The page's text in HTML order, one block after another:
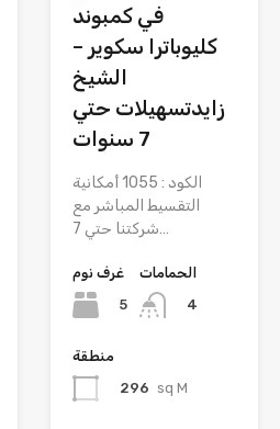
في كمبوند
كليوباترا سكوير –
الشيخ
زايدتسهيلات حتي
7 سنوات
الكود : 1055 أمكانية
التقسيط المباشر مع
شركتنا حتي 7…
غرف نوم
5
الحمامات
4
منطقة
296 sq M